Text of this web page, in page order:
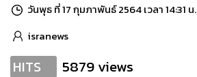
วันพุธ ที่ 17 กุมภาพันธ์ 2564 เวลา 14:31 น.
isranews
HITS 5879 views